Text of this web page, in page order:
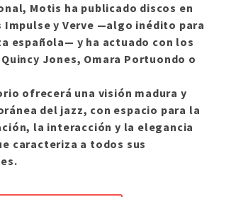
Motis ha publicado discos en
Impulse y Verve —algo inédito para
española— y ha actuado con los
Jones, Omara Portuondo o
ofrecerá una visión madura y
del jazz, con espacio para la
la interacción y la elegancia
caracteriza a todos sus